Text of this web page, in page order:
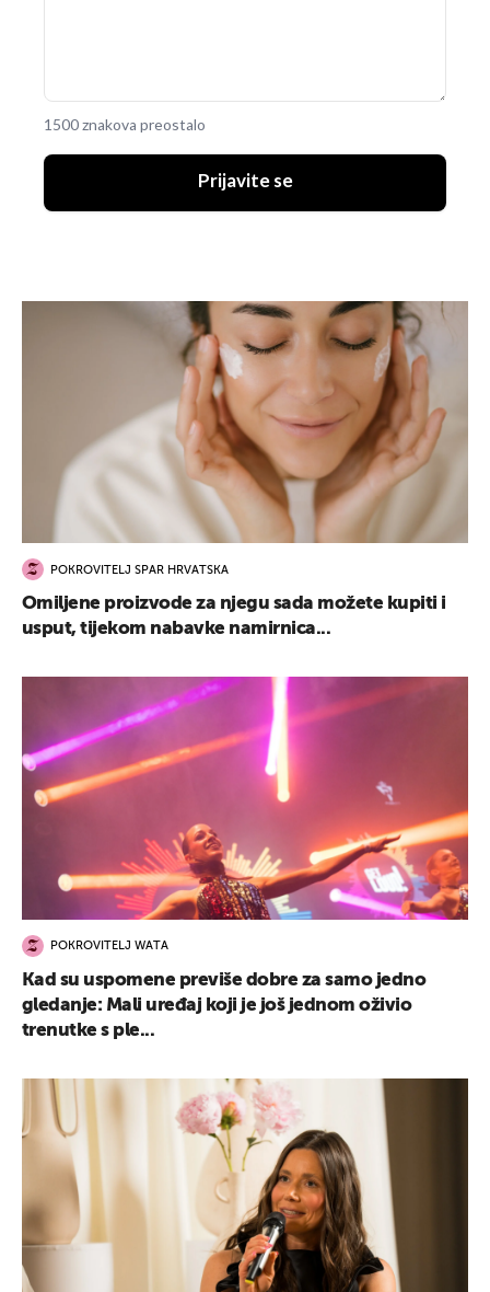
1500 znakova preostalo
Prijavite se
POKROVITELJ SPAR HRVATSKA
Omiljene proizvode za njegu sada možete kupiti i
usput, tijekom nabavke namirnica...
POKROVITELJ WATA
Kad su uspomene previše dobre za samo jedno
gledanje: Mali uređaj koji je još jednom oživio
trenutke s ple...